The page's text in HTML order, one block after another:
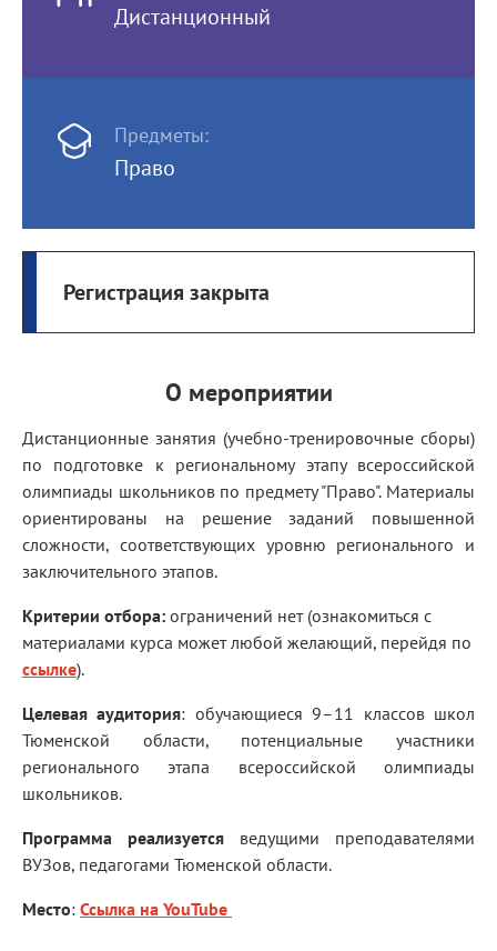
Дистанционный
Предметы:
Право
Регистрация закрыта
О мероприятии
Дистанционные занятия (учебно-тренировочные сборы)
по подготовке к региональному этапу всероссийской
олимпиады школьников по предмету "Право". Материалы
ориентированы на решение заданий повышенной
сложности, соответствующих уровню регионального и
заключительного этапов.
Критерии отбора: ограничений нет (ознакомиться с
материалами курса может любой желающий, перейдя по
ссылке).
Целевая аудитория: обучающиеся 9–11 классов школ
Тюменской области, потенциальные участники
регионального этапа всероссийской олимпиады
школьников.
Программа реализуется ведущими преподавателями
ВУЗов, педагогами Тюменской области.
Место: Ссылка на YouTube